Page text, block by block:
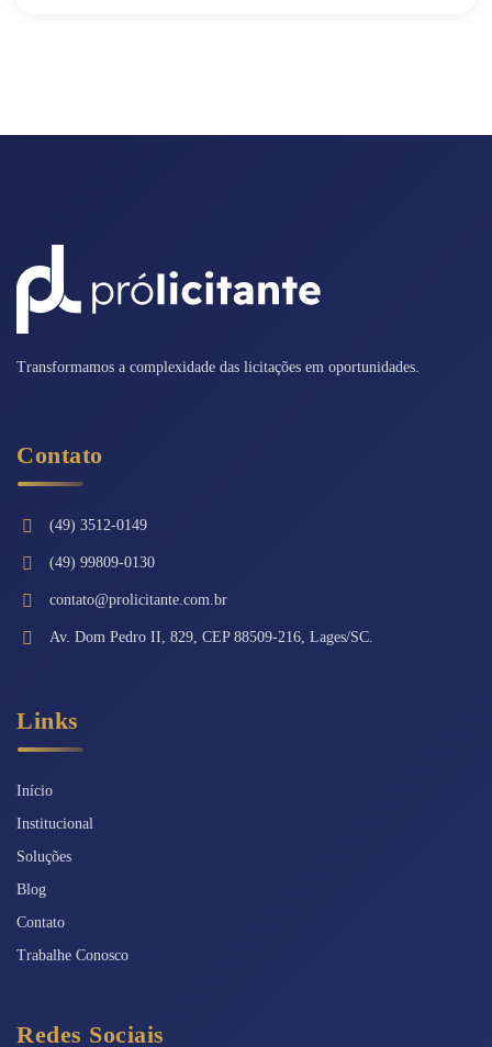
Transformamos a complexidade das licitações em oportunidades.
Contato
(49) 3512-0149
(49) 99809-0130
contato@prolicitante.com.br
Av. Dom Pedro II, 829, CEP 88509-216, Lages/SC.
Links
Início
Institucional
Soluções
Blog
Contato
Trabalhe Conosco
Redes Sociais